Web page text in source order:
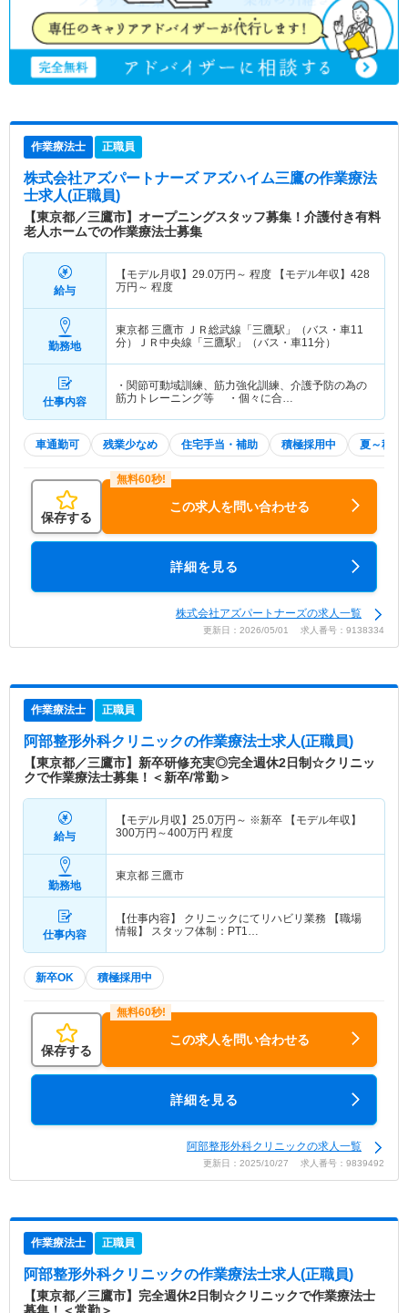
作業療法士 正職員
株式会社アズパートナーズ アズハイム三鷹の作業療法
士求人(正職員)
【東京都／三鷹市】オープニングスタッフ募集！介護付き有料
老人ホームでの作業療法士募集
給与
【モデル月収】 29.0万円～ 程度 【モデル年収】 428
万円～ 程度
勤務地
東京都 三鷹市 ＪＲ総武線「三鷹駅」（バス・車11
分）ＪＲ中央線「三鷹駅」（バス・車11分）
仕事内容
・関節可動域訓練、筋力強化訓練、介護予防の為の
筋力トレーニング等 ・個々に合…
車通勤可 残業少なめ 住宅手当・補助 積極採用中 夏～秋入
保存する
この求人を問い合わせる
詳細を見る
株式会社アズパートナーズの求人一覧
更新日：2026/05/01 求人番号：9138334
作業療法士 正職員
阿部整形外科クリニックの作業療法士求人(正職員)
【東京都／三鷹市】新卒研修充実◎完全週休2日制☆クリニッ
クで作業療法士募集！＜新卒/常勤＞
給与
【モデル月収】 25.0万円～ ※新卒 【モデル年収】
300万円～400万円 程度
勤務地
東京都 三鷹市
仕事内容
【仕事内容】 クリニックにてリハビリ業務 【職場
情報】 スタッフ体制：PT1…
新卒OK 積極採用中
保存する
この求人を問い合わせる
詳細を見る
阿部整形外科クリニックの求人一覧
更新日：2025/10/27 求人番号：9839492
作業療法士 正職員
阿部整形外科クリニックの作業療法士求人(正職員)
【東京都／三鷹市】完全週休2日制☆クリニックで作業療法士